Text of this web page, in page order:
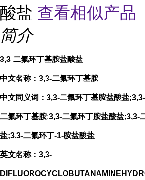
酸盐 查看相似产品
简介
3,3-二氟环丁基胺盐酸盐
中文名称：3,3-二氟环丁基胺
中文同义词：3,3-二氟环丁基胺盐酸盐
二氟环丁基胺;3,3-二氟环丁胺盐酸盐;3,3-
盐;3,3-二氟环丁-1-胺盐酸盐
英文名称：3,3-